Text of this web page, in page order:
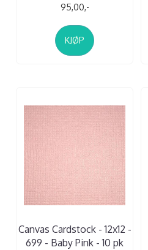
95,00,-
KJØP
Canvas Cardstock - 12x12 -
699 - Baby Pink - 10 pk